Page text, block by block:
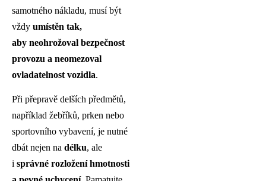
samotného nákladu, musí být
vždy umístěn tak,
aby neohrožoval bezpečnost
provozu a neomezoval
ovladatelnost vozidla.
Při přepravě delších předmětů,
například žebříků, prken nebo
sportovního vybavení, je nutné
dbát nejen na délku, ale
i správné rozložení hmotnosti